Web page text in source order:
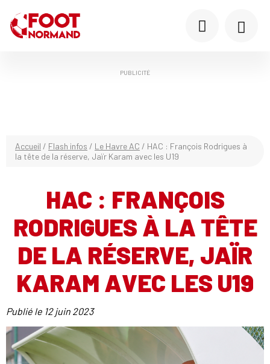
PUBLICITÉ
Accueil / Flash infos / Le Havre AC / HAC : François Rodrigues à
la tête de la réserve, Jaïr Karam avec les U19
HAC : FRANÇOIS
RODRIGUES À LA TÊTE
DE LA RÉSERVE, JAÏR
KARAM AVEC LES U19
Publié le 12 juin 2023